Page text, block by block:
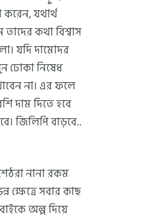
যথার্থ
কথা বিশ্বাস
যদি দামোদর
ঢোকা নিষেধ
না। এর ফলে
দাম দিতে হবে
জিলিপি বাড়বে..
নানা রকম
ক্ষেত্রে সবার কাছ
অল্প দিয়ে